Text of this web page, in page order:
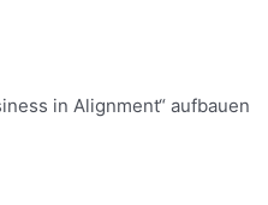
in Alignment“ aufbauen